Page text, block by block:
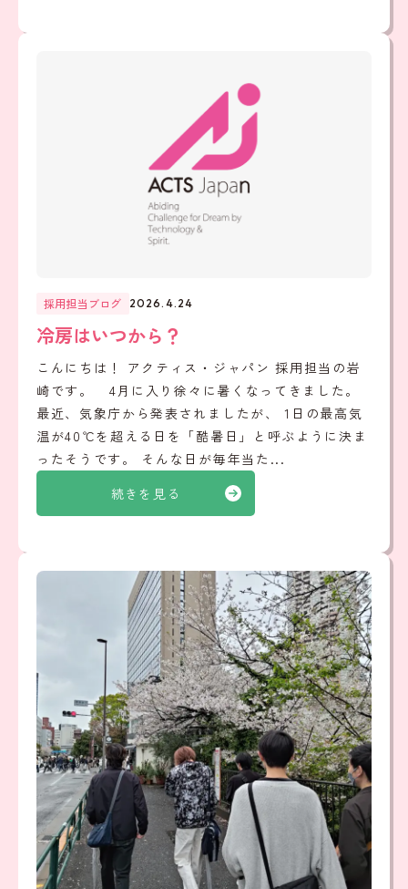
続きを見る
採用担当ブログ 2026.4.24
冷房はいつから？
こんにちは！ アクティス・ジャパン 採用担当の岩
崎です。 4月に入り徐々に暑くなってきました。
最近、気象庁から発表されましたが、 1日の最高気
温が40℃を超える日を「酷暑日」と呼ぶように決ま
ったそうです。 そんな日が毎年当た...